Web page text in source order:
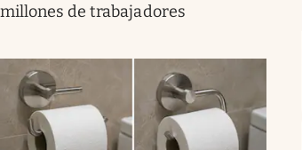
millones de trabajadores